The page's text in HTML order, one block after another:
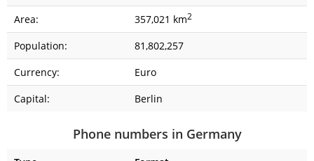
Area:
357,021 km2
Population:
81,802,257
Currency:
Euro
Capital:
Berlin
Phone numbers in Germany